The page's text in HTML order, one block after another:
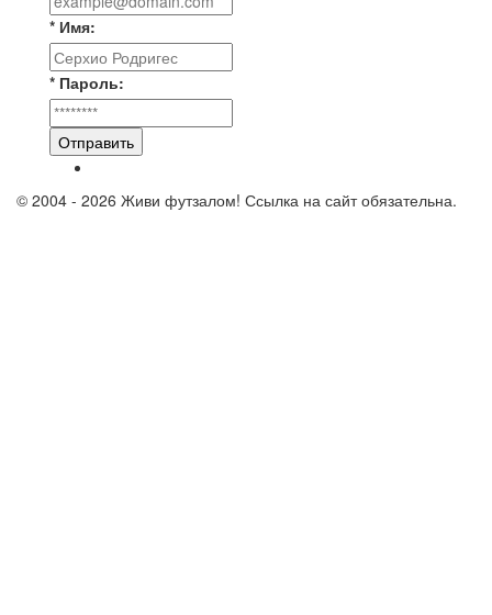
* Имя:
* Пароль:
Отправить
© 2004 - 2026 Живи футзалом! Ссылка на сайт обязательна.